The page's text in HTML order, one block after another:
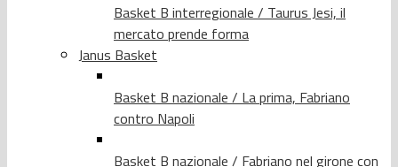
Basket B interregionale / Taurus Jesi, il
mercato prende forma
Janus Basket
Basket B nazionale / La prima, Fabriano
contro Napoli
Basket B nazionale / Fabriano nel girone con